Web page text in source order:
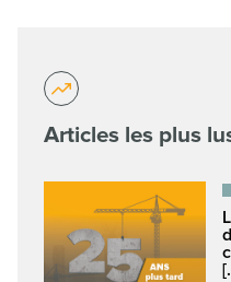
Articles les plus